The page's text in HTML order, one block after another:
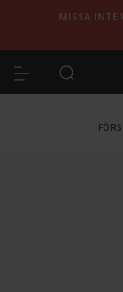
MISSA INTE